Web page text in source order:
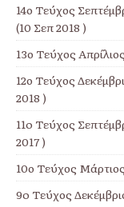
14ο Τεύχος
(10 Σεπ 2018 )
13ο Τεύχος
12ο Τεύχος
2018 )
11o Τεύχος
2017 )
10ο Τεύχος
9o Τεύχος